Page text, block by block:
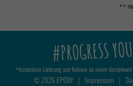
**
#PROGRESS
*Kostenlose Lieferung und Retoure ab einem
© 2026 EPOXY | Impressum |